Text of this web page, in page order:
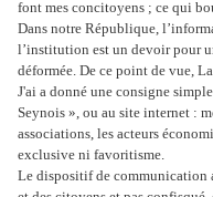
font mes concitoyens ; ce qui
Dans notre République,
l’institution est un devoir pour
déformée. De ce point de vue,
J'ai a donné une consigne
Seynois », ou au site internet :
associations, les acteurs
exclusive ni favoritisme.
Le dispositif de communication